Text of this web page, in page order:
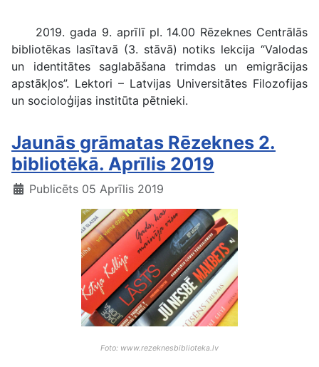
2019. gada 9. aprīlī pl. 14.00 Rēzeknes Centrālās
bibliotēkas lasītavā (3. stāvā) notiks lekcija “Valodas
un identitātes saglabāšana trimdas un emigrācijas
apstākļos”. Lektori – Latvijas Universitātes Filozofijas
un socioloģijas institūta pētnieki.
Jaunās grāmatas Rēzeknes 2.
bibliotēkā. Aprīlis 2019
Publicēts 05 Aprīlis 2019
Foto: www.rezeknesbiblioteka.lv